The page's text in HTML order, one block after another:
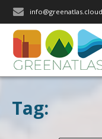
info@greenatlas.cloud
Tag: